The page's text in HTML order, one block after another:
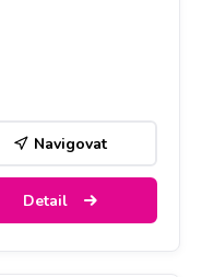
Navigovat
Detail